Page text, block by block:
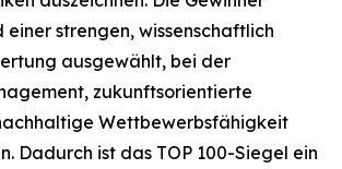
strengen, wissenschaftlich
ausgewählt, bei der
zukunftsorientierte
Wettbewerbsfähigkeit
Dadurch ist das TOP 100-Siegel ein